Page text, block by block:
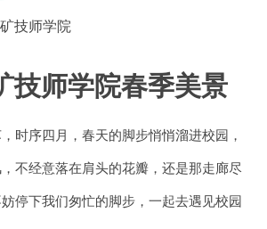
技师学院
技师学院春季美景
时序四月，春天的脚步悄悄溜进校园，
不经意落在肩头的花瓣，还是那走廊尽
停下我们匆忙的脚步，一起去遇见校园